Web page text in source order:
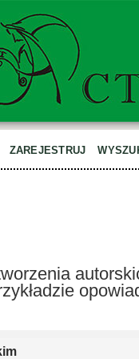
ZAREJESTRUJ